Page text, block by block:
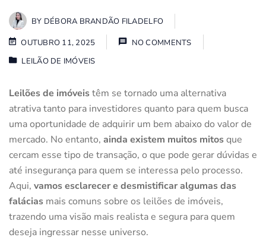
BY DÉBORA BRANDÃO FILADELFO
OUTUBRO 11, 2025
NO COMMENTS
LEILÃO DE IMÓVEIS
Leilões de imóveistêm se tornado uma alternativa
atrativa tanto para investidores quanto para quem busca
uma oportunidade de adquirir um bem abaixo do valor de
mercado. No entanto, ainda existem muitos mitosque
cercam esse tipo de transação, o que pode gerar dúvidas e
até insegurança para quem se interessa pelo processo.
Aqui, vamos esclarecer e desmistificar algumas das
falácias mais comuns sobre os leilões de imóveis,
trazendo uma visão mais realista e segura para quem
deseja ingressar nesse universo.